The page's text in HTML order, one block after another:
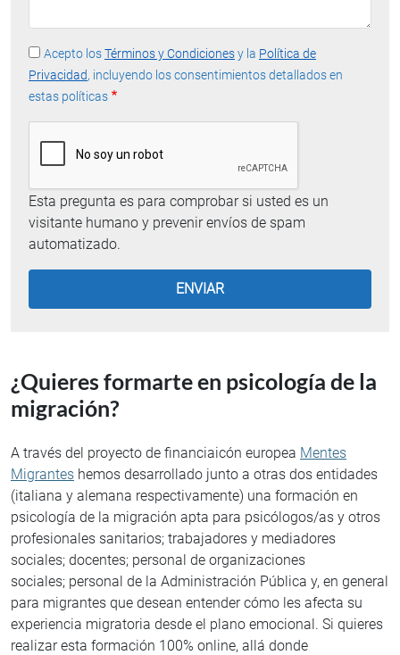
Acepto losTérminos y Condicionesy la Política de
Privacidad, incluyendo los consentimientos detallados en
estas políticas
Esta pregunta es para comprobar si usted es un
visitante humano y prevenir envíos de spam
automatizado.
¿Quieres formarte en psicología de la
migración?
A través del proyecto de financiaicón europea Mentes
Migrantes hemos desarrollado junto a otras dos entidades
(italiana y alemana respectivamente) una formación en
psicología de la migración apta para psicólogos/as y otros
profesionales sanitarios; trabajadores y mediadores
sociales; docentes; personal de organizaciones
sociales; personal de la Administración Pública y, en general
para migrantes que desean entender cómo les afecta su
experiencia migratoria desde el plano emocional. Si quieres
realizar esta formación 100% online, allá donde